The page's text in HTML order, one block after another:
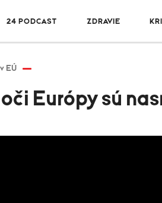
24 PODCAST ZDRAVIE
EÚ
Európy sú